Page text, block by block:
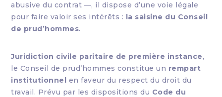
abusive du contrat —, il dispose d’une voie légale
pour faire valoir ses intérêts : la saisine du Conseil
de prud’hommes.
Juridiction civile paritaire de première instance,
le Conseil de prud’hommes constitue un rempart
institutionnel en faveur du respect du droit du
travail. Prévu par les dispositions du Code du